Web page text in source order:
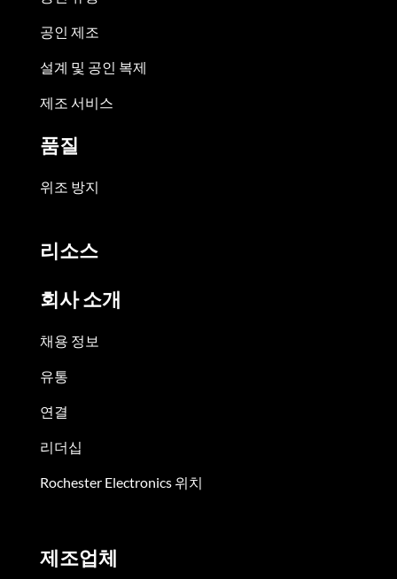
공인 제조
설계 및 공인 복제
제조 서비스
품질
위조 방지
리소스
회사 소개
채용 정보
유통
연결
리더십
Rochester Electronics 위치
제조업체